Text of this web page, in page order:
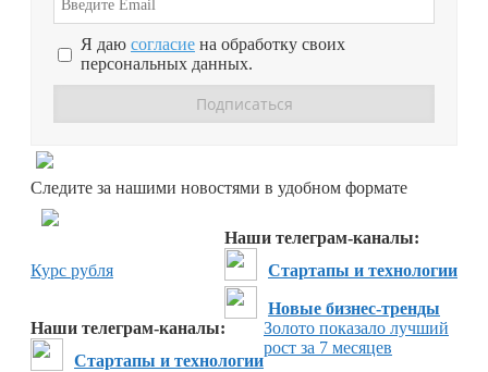
Я даю согласие на обработку своих
персональных данных.
Следите за нашими новостями в удобном формате
Наши телеграм-каналы:
Стартапы и технологии
Новые бизнес-тренды
Наши телеграм-каналы:
Стартапы и технологии
Курс рубля
Золото показало лучший
рост за 7 месяцев